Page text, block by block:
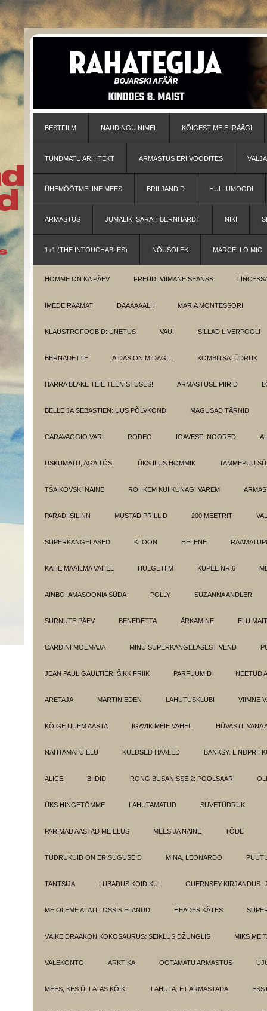
BESTFILM NAUDINGU NIMEL KÕIGEST ME EI RÄÄGI
TUNDMATU ARHITEKT ARMASTUS ERI VOODITES
ÜHEMÕÕTMELINE MEES BRILJANDID HULLUMOODI
ARMASTUS JUMALIK. SARAH BERNHARDT NIKI
1+1 (THE INTOUCHABLES) NÕUSOLEK MARCELLO MIO
HOMME ON KA PÄEV FREUDI VIIMANE SEANSS
IMEDE RAAMAT DAAAAAALI! MARIA MONTESSORI
KLAUSTROFOOBID: UNETUS VAU! SILLAD LIVERPOOLI
BERNADETTE AIDAS ON MIDAGI... KOMBITSATÜDRUK
HÄRRA BLAKE TEIE TEENISTUSES! ARMASTUSE PIIRID
BELLE JA SEBASTIEN: UUS PÕLVKOND MAGUSAD TÄRNID
CARAVAGGIO VARI RODEO IGAVESTI NOORED
USKUMATU, AGA TÕSI ÜKS ILUS HOMMIK TAMMEPUU
TŠAIKOVSKI NAINE ROHKEM KUI KUNAGI VAREM
PARADIISILINN MUSTAD PRILLID 200 MEETRIT
SUPERKANGELASED KLOON HELENE
KAHE MAAILMA VAHEL HÜLGETIIM KUPEE NR.6
AINBO. AMASOONIA SÜDA POLLY SUZANNA ANDLER
SURNUTE PÄEV BENEDETTA ÄRKAMINE ELU
CARDINI MOEMAJA MINU SUPERKANGELASEST VEND
JEAN PAUL GAULTIER: ŠIKK FRIIK PARFÜÜMID NEETUD
ARETAJA MARTIN EDEN LAHUTUSKLUBI VIIMNE
KÕIGE UUEM AASTA IGAVIK MEIE VAHEL HÜVASTI, VANA
NÄHTAMATU ELU KULDSED HÄÄLED BANKSY. LINDPRII
ALICE BIIDID RONG BUSANISSE 2: POOLSAAR
ÜKS HINGETÕMME LAHUTAMATUD SUVETÜDRUK
PARIMAD AASTAD ME ELUS MEES JA NAINE TÕDE
TÜDRUKUID ON ERISUGUSEID MINA, LEONARDO
TANTSIJA LUBADUS KOIDIKUL GUERNSEY KIRJANDUS-
ME OLEME ALATI LOSSIS ELANUD HEADES KÄTES
VÄIKE DRAAKON KOKOSAURUS: SEIKLUS DŽUNGLIS MIKS ME
VALEKONTO ARKTIKA OOTAMATU ARMASTUS
MEES, KES ÜLLATAS KÕIKI LAHUTA, ET ARMASTADA